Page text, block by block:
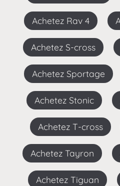
Achetez Rav 4
Achetez S-cross
Achetez Sportage
Achetez Stonic
Achetez T-cross
Achetez Tayron
Achetez Tiguan